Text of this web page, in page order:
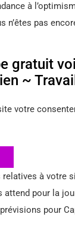
à
n’êtes pas
gratuit
~
votre
à votre
pour la
pour